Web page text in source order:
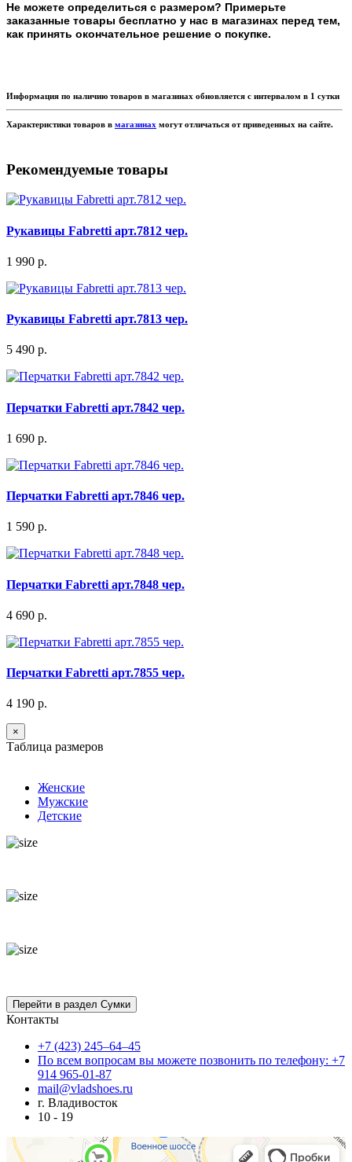
Не можете определиться с размером? Примерьте
заказанные товары бесплатно у нас в магазинах перед тем,
как принять окончательное решение о покупке.
Информация по наличию товаров в магазинах обновляется с интервалом в 1 сутки
Характеристики товаров в магазинах могут отличаться от приведенных на сайте.
Рекомендуемые товары
Рукавицы Fabretti арт.7812 чер.
1 990 р.
Рукавицы Fabretti арт.7813 чер.
5 490 р.
Перчатки Fabretti арт.7842 чер.
1 690 р.
Перчатки Fabretti арт.7846 чер.
1 590 р.
Перчатки Fabretti арт.7848 чер.
4 690 р.
Перчатки Fabretti арт.7855 чер.
4 190 р.
×
Таблица размеров
Женские
Мужские
Детские
Контакты
+7 (423) 245–64–45
По всем вопросам вы можете позвонить по телефону: +7
914 965-01-87
mail@vladshoes.ru
г. Владивосток
10 - 19